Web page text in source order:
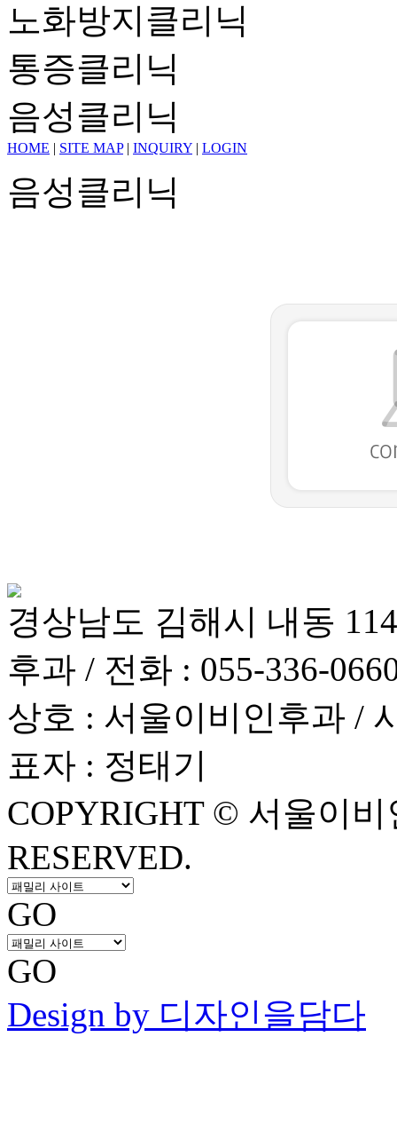
노화방지클리닉
통증클리닉
음성클리닉
HOME | SITE MAP| INQUIRY | LOGIN
음성클리닉
경상남도 김해시 내동
후과 / 전화 : 055-336-
상호 : 서울이비인후과 /
표자 : 정태기
COPYRIGHT © 서울이
RESERVED.
GO
GO
Design by 디자인을담다